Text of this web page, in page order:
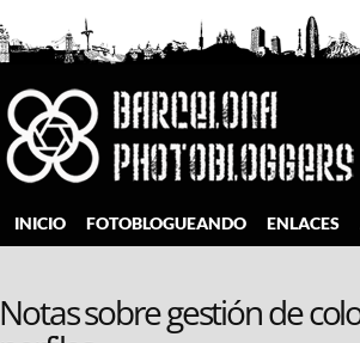
INICIO FOTOBLOGUEANDO ENLACES
Notas sobre gestión de